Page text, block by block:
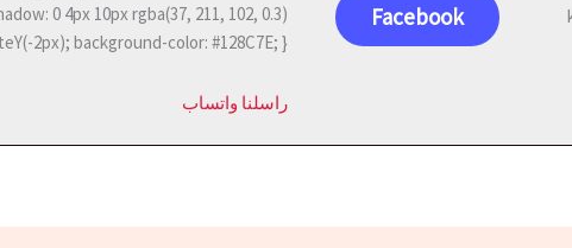
Facebook
2px); background-color: #128C7E; }
راسلنا واتساب